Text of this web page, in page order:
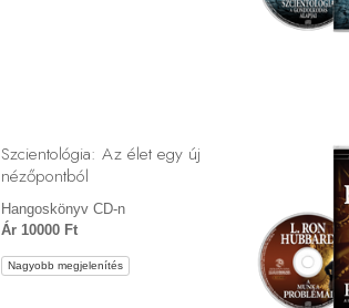
Szcientológia: Az élet egy új
nézőpontból
Hangoskönyv CD-n
Ár 10000 Ft
Nagyobb megjelenítés